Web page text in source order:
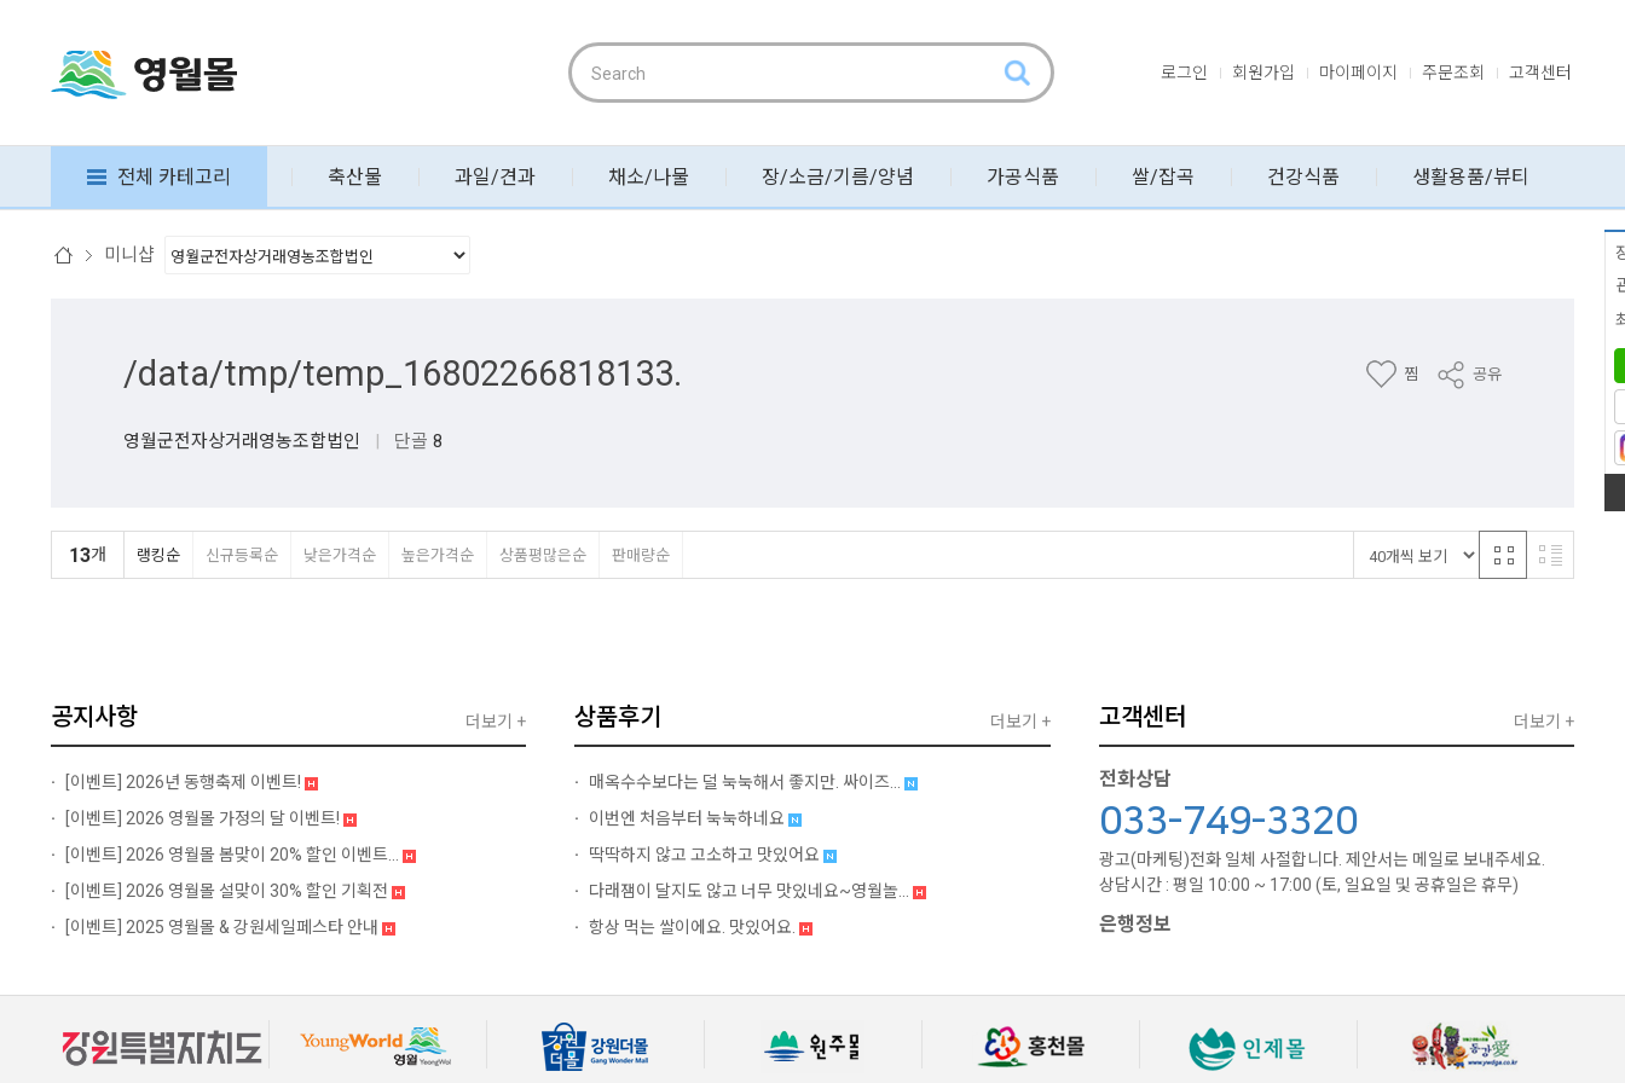
로그인 회원가입 마이페이지 주문조회 고객센터
전체 카테고리 축산물 과일/견과 채소/나물 장/소금/기름/양념 가공식품 쌀/잡곡 건강식품 생활용품/뷰티
미니샵
/data/tmp/temp_16802266818133.
영월군전자상거래영농조합법인 | 단골 8
찜 공유
13개 랭킹순 신규등록순 낮은가격순 높은가격순 상품평많은순 판매량순
공지사항
[이벤트] 2026년 동행축제 이벤트!
[이벤트] 2026 영월몰 가정의 달 이벤트!
[이벤트] 2026 영월몰 봄맞이 20% 할인 이벤트...
[이벤트] 2026 영월몰 설맞이 30% 할인 기획전
[이벤트] 2025 영월몰 & 강원세일페스타 안내
더보기 + 상품후기
매옥수수보다는 덜 눅눅해서 좋지만. 싸이즈...
이번엔 처음부터 눅눅하네요
딱딱하지 않고 고소하고 맛있어요
다래잼이 달지도 않고 너무 맛있네요~영월놀...
항상 먹는 쌀이에요. 맛있어요.
더보기 + 고객센터
전화상담
033-749-3320
광고(마케팅)전화 일체 사절합니다. 제안서는 메일로 보내주세요.
상담시간 : 평일 10:00 ~ 17:00 (토, 일요일 및 공휴일은 휴무)
은행정보
더보기 +